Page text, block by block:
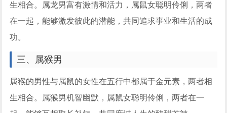
生相合。属龙男富有激情和活力，属鼠女聪明伶俐，两者
在一起，能够激发彼此的潜能，共同追求事业和生活的成
功。
三、属猴男
属猴的男性与属鼠的女性在五行中都属于金元素，两者相
生相合。属猴男机智幽默，属鼠女聪明伶俐，两者在一